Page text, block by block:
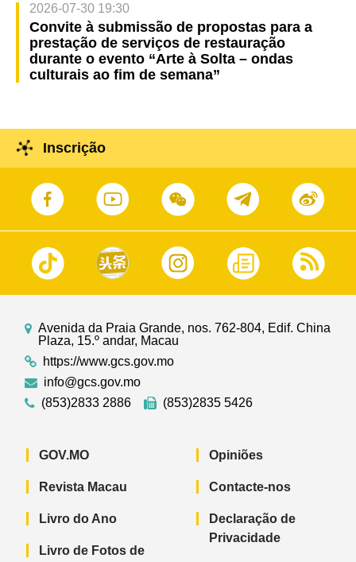
2026-07-30 19:30
Convite à submissão de propostas para a
prestação de serviços de restauração
durante o evento “Arte à Solta – ondas
culturais ao fim de semana”
Inscrição
Avenida da Praia Grande, nos. 762-804, Edif. China
Plaza, 15.º andar, Macau
https://www.gcs.gov.mo
info@gcs.gov.mo
(853)2833 2886
(853)2835 5426
GOV.MO
Revista Macau
Livro do Ano
Livro de Fotos de
Opiniões
Contacte-nos
Declaração de
Privacidade